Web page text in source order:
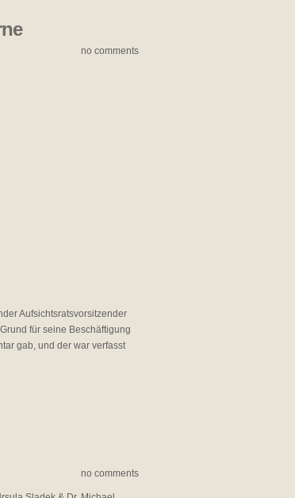
no comments
Aufsichtsratsvorsitzender
für seine Beschäftigung
gab, und der war verfasst
no comments